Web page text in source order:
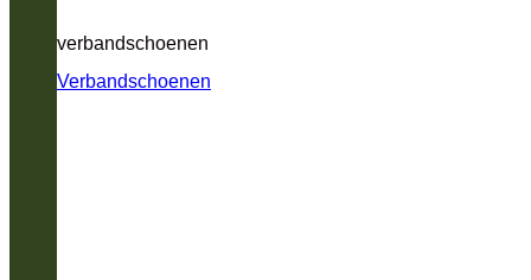
verbandschoenen
Verbandschoenen